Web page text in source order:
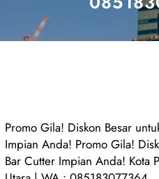
Promo Gila! Diskon Besar
Impian Anda! Promo Gila!
Bar Cutter Impian Anda! Kota